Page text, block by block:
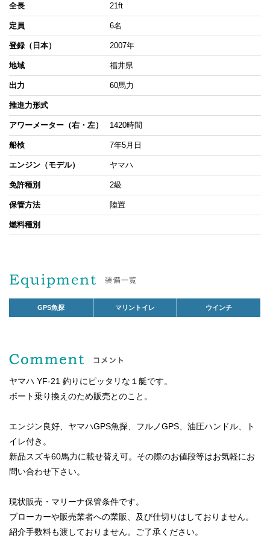
全長 21ft
定員 6名
登録（日本） 2007年
地域 福井県
出力 60馬力
推進力形式
アワーメーター（右・左） 1420時間
船検 7年5月日
エンジン（モデル） ヤマハ
免許種別 2級
保管方法 陸置
燃料種別
GPS魚探 マリントイレ ウインチ
ヤマハ YF-21 釣りにピッタリな１艇です。
ボート乗り換えのため販売とのこと。
エンジン良好、ヤマハGPS魚探、フルノGPS、油圧ハンドル、ト
イレ付き。
新品スズキ60馬力に載せ替え可。その際のお値段等はお気軽にお
問い合わせ下さい。
現状販売・マリーナ保管条件です。
ブローカーや販売業者への業販、及び仕切りはしておりません。
紹介手数料も渡しておりません。ご了承ください。